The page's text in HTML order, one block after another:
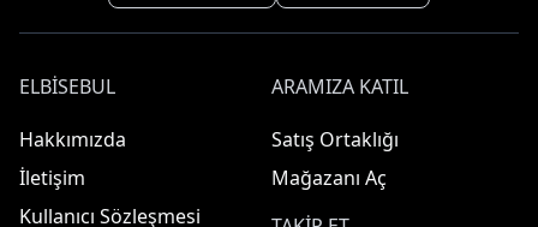
ELBISEBUL
Hakkımızda
İletişim
Kullanıcı Sözleşmesi
ARAMIZA KATIL
Satış Ortaklığı
Mağazanı Aç